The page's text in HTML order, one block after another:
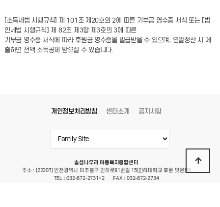
[소득세법 시행규칙] 제 101조 제20호의 2에 따른 기부금 영수증 서식 또는 [법
인세법 시행규칙] 제 82조 제3항 제3호의 3에 따른
기부금 영수증 서식에 따라 후원금 영수증을 발급받을 수 있으며, 연말정산 시 제
출하면 전액 소득공제 받으실 수 있습니다.
개인정보처리방침 센터소개 공지사항
솔샘나우리 아동복지종합센터
주소 : (22207) 인천광역시 미추홀구 인하로91번길 15(인하대학교 후문 맞은편)
TEL : 032-872-2731~2
FAX : 032-872-2734